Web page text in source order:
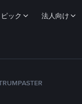
ック 法人向け
ASTER